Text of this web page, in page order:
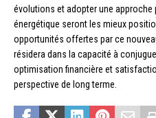
évolutions et adopter une approche
énergétique seront les mieux
opportunités offertes par ce
résidera dans la capacité à
optimisation financière et
perspective de long terme.